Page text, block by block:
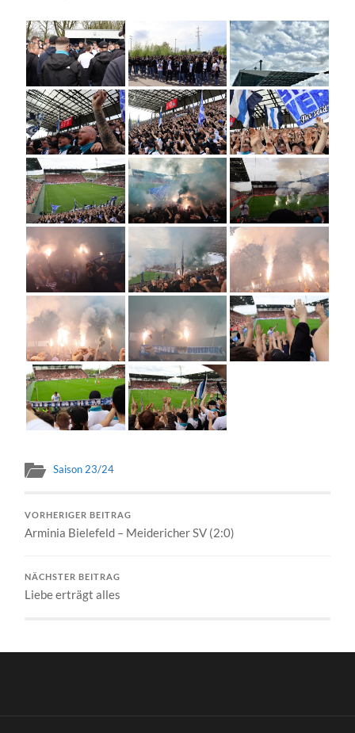
Saison 23/24
VORHERIGER BEITRAG
Arminia Bielefeld – Meidericher SV (2:0)
NÄCHSTER BEITRAG
Liebe erträgt alles